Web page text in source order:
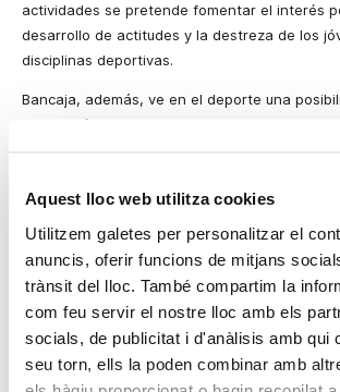
Aquest lloc web utilitza cookies
Utilitzem galetes per personalitzar el
anuncis, oferir funcions de mitjans
trànsit del lloc. També compartim la
com feu servir el nostre lloc amb els
socials, de publicitat i d'anàlisis amb qui
seu torn, ells la poden combinar amb
actividades se pretende fomentar el interés
desarrollo de actitudes y la destreza de los
disciplinas deportivas.
Bancaja, además, ve en el deporte una
integración por ello organiza y colabora con
BancajaNuevos Ciudadanos, dirigida a los
inmigrantes que residen en
la Comunidad
cada una de estas nacionalidades, participan
campeonato similar a los mundiales de fútbol.
Bancaja apoya también aquellas iniciativas
invitan a la sociedad en general a la práctica